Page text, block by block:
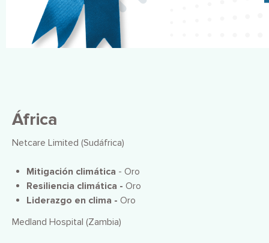
África
Netcare Limited (Sudáfrica)
Mitigación climática - Oro
Resiliencia climática - Oro
Liderazgo en clima - Oro
Medland Hospital (Zambia)